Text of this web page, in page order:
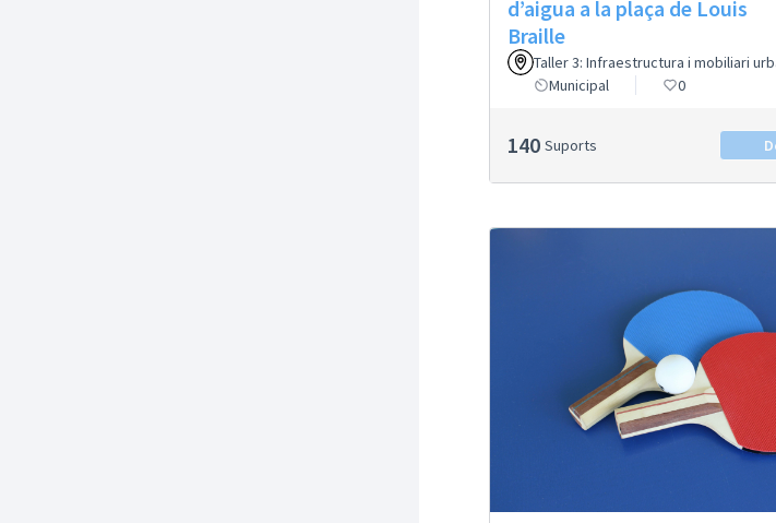
d’aigua a la plaça de Louis
Braille
Taller 3: Infraestructura i mobiliari
Municipal
0
140 Suports